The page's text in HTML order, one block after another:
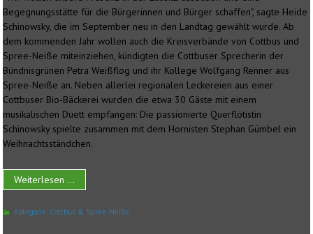
Begegnungsstätte für die Bürgerinnen und Bürger schaffen", sagte Heide
Schinowsky, die im September neu in den Landtag gewählt wurde. Ab
dem kommenden Jahr wollen auch die Kreisverbände von Cottbus und
Spree-Neiße miteinziehen, kündigten die Cottbuser Sprecherin der
Bündnisgrünen Petra Weißflog und ihr Kollege Wolfgang Renner aus
Spree-Neiße an. Neben allerlei regionalen Leckereien aus einer
Cottbuser Bio-Bäckerei wurden die etwa 30 Gäste mit einem
musikalischen Duett empfangen: Die passionierte Querflötistin
Schinowsky spielte zusammen mit dem Hornisten Stephan Gümbel ein
Weihnachtsständchen.
Weiterlesen ...
Kategorie: Cottbus & Spree-Neiße